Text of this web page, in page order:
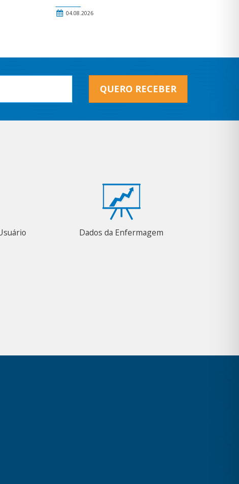
04.08.2026
QUERO RECEBER
Dados da Enfermagem